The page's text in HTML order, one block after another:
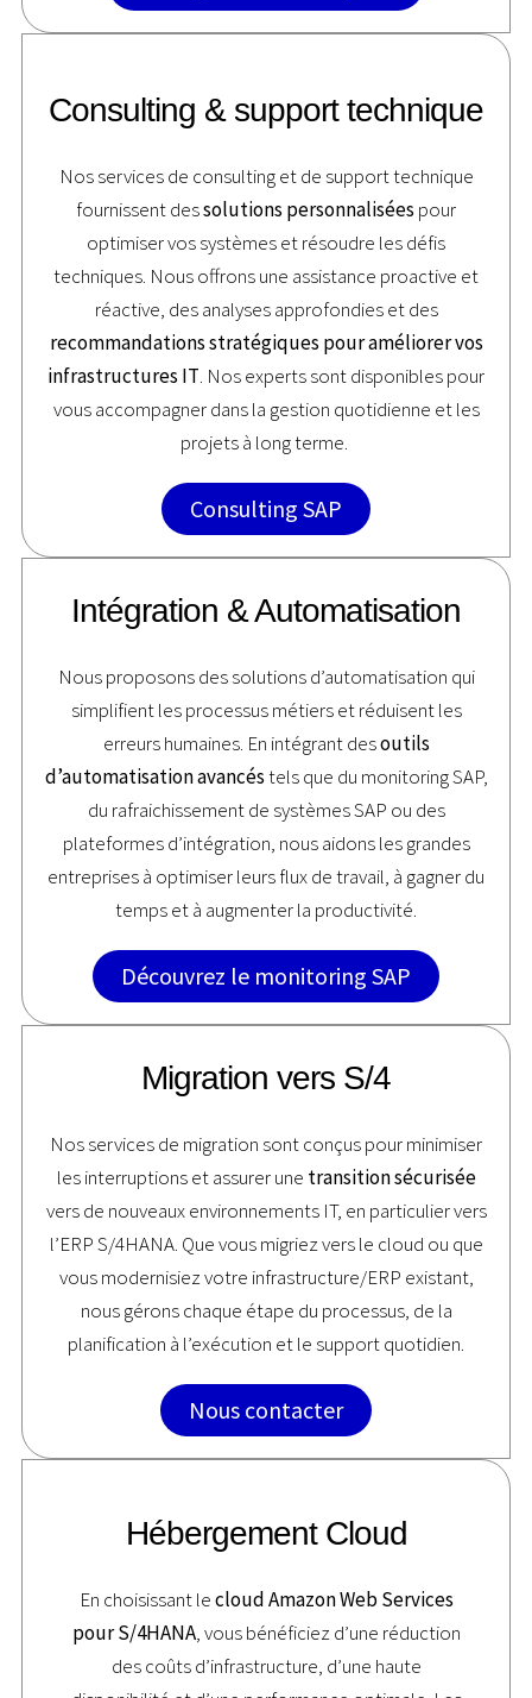
Consulting & support technique
Nos services de consulting et de support technique
fournissent dessolutions personnalisées pour
optimiser vos systèmes et résoudre les défis
techniques. Nous offrons une assistance proactive et
réactive, des analyses approfondies et des
recommandations stratégiques pour améliorer vos
infrastructures IT. Nos experts sont disponibles pour
vous accompagner dans la gestion quotidienne et les
projets à long terme.
Consulting SAP
Intégration & Automatisation
Nous proposons des solutions d’automatisation qui
simplifient les processus métiers et réduisent les
erreurs humaines. En intégrant desoutils
d’automatisation avancéstels que du monitoring SAP,
du rafraichissement de systèmes SAP ou des
plateformes d’intégration, nous aidons les grandes
entreprises à optimiser leurs flux de travail, à gagner du
temps et à augmenter la productivité.
Découvrez le monitoring SAP
Migration vers S/4
Nos services de migration sont conçus pour minimiser
les interruptions et assurer une transition sécurisée
vers de nouveaux environnements IT, en particulier vers
l’ERP S/4HANA. Que vous migriez vers le cloud ou que
vous modernisiez votre infrastructure/ERP existant,
nous gérons chaque étape du processus, de la
planification à l’exécution et le support quotidien.
Nous contacter
Hébergement Cloud
En choisissant lecloud Amazon Web Services
pour S/4HANA, vous bénéficiez d’une réduction
des coûts d’infrastructure, d’une haute